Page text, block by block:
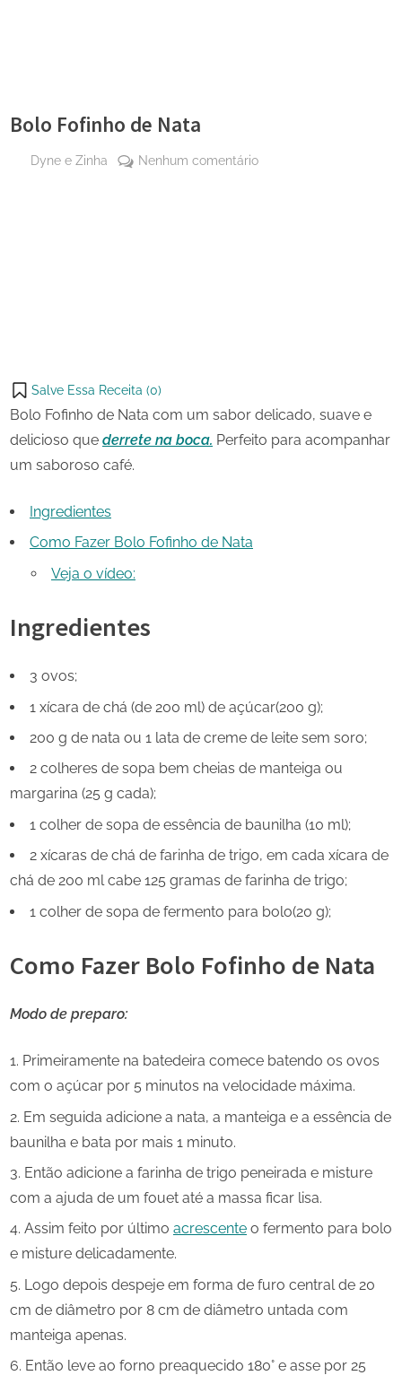
Bolo Fofinho de Nata
By
Dyne e Zinha Nenhum comentárioem
on
X
Salve Essa Receita (0)
Bolo Fofinho de Nata com um sabor delicado, suave e
delicioso que derrete na boca. Perfeito para acompanhar
um saboroso café.
Ingredientes
Como Fazer Bolo Fofinho de Nata
Veja o vídeo:
Ingredientes
3 ovos;
1 xícara de chá (de 200 ml) de açúcar(200 g);
200 g de nata ou 1 lata de creme de leite sem soro;
2 colheres de sopa bem cheias de manteiga ou
margarina (25 g cada);
1 colher de sopa de essência de baunilha (10 ml);
2 xícaras de chá de farinha de trigo, em cada xícara de
chá de 200 ml cabe 125 gramas de farinha de trigo;
1 colher de sopa de fermento para bolo(20 g);
Como Fazer Bolo Fofinho de Nata
Modo de preparo:
Primeiramente na batedeira comece batendo os ovos
com o açúcar por 5 minutos na velocidade máxima.
Em seguida adicione a nata, a manteiga e a essência de
baunilha e bata por mais 1 minuto.
Então adicione a farinha de trigo peneirada e misture
com a ajuda de um fouet até a massa ficar lisa.
Assim feito por último acrescente o fermento para bolo
e misture delicadamente.
Logo depois despeje em forma de furo central de 20
cm de diâmetro por 8 cm de diâmetro untada com
manteiga apenas.
Então leve ao forno preaquecido 180° e asse por 25